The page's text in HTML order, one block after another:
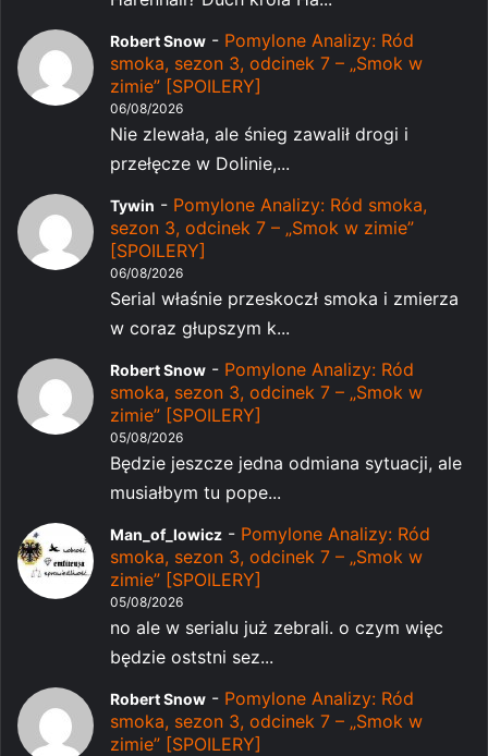
Robert Snow - Pomylone Analizy: Ród
smoka, sezon 3, odcinek 7 – „Smok w
zimie” [SPOILERY]
06/08/2026
Nie zlewała, ale śnieg zawalił drogi i
przełęcze w Dolinie,...
Tywin - Pomylone Analizy: Ród smoka,
sezon 3, odcinek 7 – „Smok w zimie”
[SPOILERY]
06/08/2026
Serial właśnie przeskoczł smoka i zmierza
w coraz głupszym k...
Robert Snow - Pomylone Analizy: Ród
smoka, sezon 3, odcinek 7 – „Smok w
zimie” [SPOILERY]
05/08/2026
Będzie jeszcze jedna odmiana sytuacji, ale
musiałbym tu pope...
Man_of_lowicz - Pomylone Analizy: Ród
smoka, sezon 3, odcinek 7 – „Smok w
zimie” [SPOILERY]
05/08/2026
no ale w serialu już zebrali. o czym więc
będzie oststni sez...
Robert Snow - Pomylone Analizy: Ród
smoka, sezon 3, odcinek 7 – „Smok w
zimie” [SPOILERY]